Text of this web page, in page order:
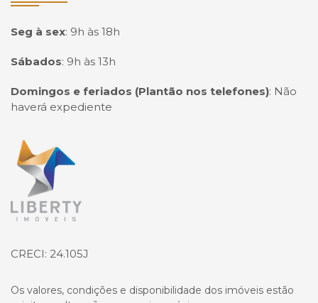
Seg à sex: 9h às 18h
Sábados: 9h às 13h
Domingos e feriados (Plantão nos telefones): Não
haverá expediente
Página inicial
CRECI: 24.105J
Os valores, condições e disponibilidade dos imóveis estão